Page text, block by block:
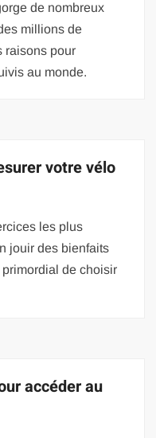
de nombreux
millions de
raisons pour
au monde.
votre vélo
les plus
jouir des bienfaits
de choisir
accéder au